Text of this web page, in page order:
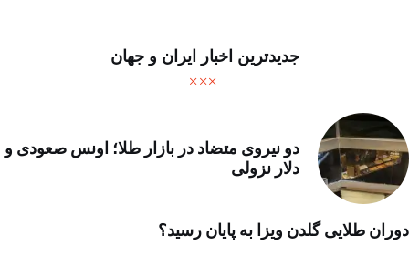
جدیدترین اخبار ایران و جهان
دو نیروی متضاد در بازار طلا؛ اونس صعودی و
دلار نزولی
دوران طلایی گلدن ویزا به پایان رسید؟